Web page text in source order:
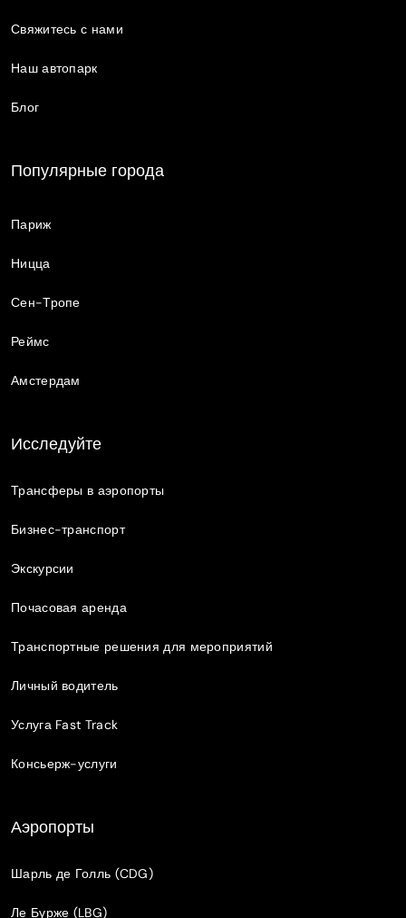
Свяжитесь с нами
Наш автопарк
Блог
Популярные города
Париж
Ницца
Сен-Тропе
Реймс
Амстердам
Исследуйте
Трансферы в аэропорты
Бизнес-транспорт
Экскурсии
Почасовая аренда
Транспортные решения для мероприятий
Личный водитель
Услуга Fast Track
Консьерж-услуги
Аэропорты
Шарль де Голль (CDG)
Ле Бурже (LBG)